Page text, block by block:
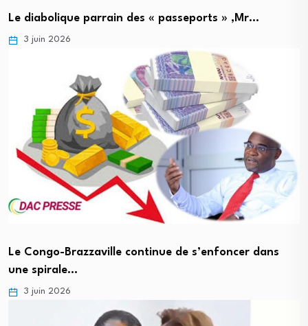
Le diabolique parrain des « passeports » ,Mr…
3 juin 2026
Le Congo-Brazzaville continue de s’enfoncer dans
une spirale…
3 juin 2026